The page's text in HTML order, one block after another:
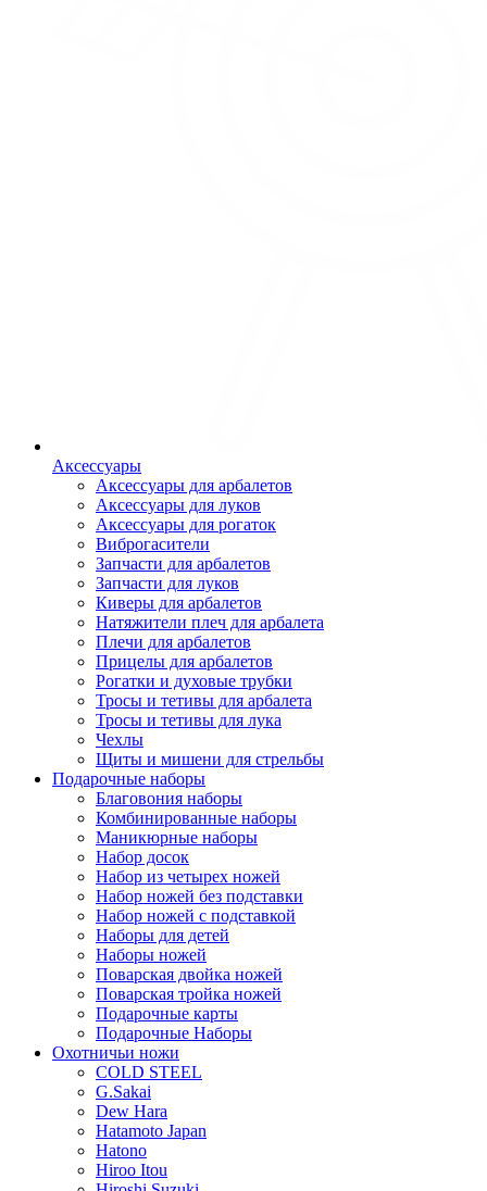
Аксессуары
Аксессуары для арбалетов
Аксессуары для луков
Аксессуары для рогаток
Виброгасители
Запчасти для арбалетов
Запчасти для луков
Киверы для арбалетов
Натяжители плеч для арбалета
Плечи для арбалетов
Прицелы для арбалетов
Рогатки и духовые трубки
Тросы и тетивы для арбалета
Тросы и тетивы для лука
Чехлы
Щиты и мишени для стрельбы
Подарочные наборы
Благовония наборы
Комбинированные наборы
Маникюрные наборы
Набор досок
Набор из четырех ножей
Набор ножей без подставки
Набор ножей с подставкой
Наборы для детей
Наборы ножей
Поварская двойка ножей
Поварская тройка ножей
Подарочные карты
Подарочные Наборы
Охотничьи ножи
COLD STEEL
G.Sakai
Dew Hara
Hatamoto Japan
Hatono
Hiroo Itou